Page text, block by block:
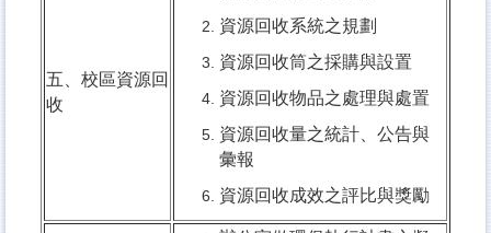
五、校區資源回
收
資源回收系統之規劃
資源回收筒之採購與設置
資源回收物品之處理與處置
資源回收量之統計、公告與
彙報
資源回收成效之評比與獎勵